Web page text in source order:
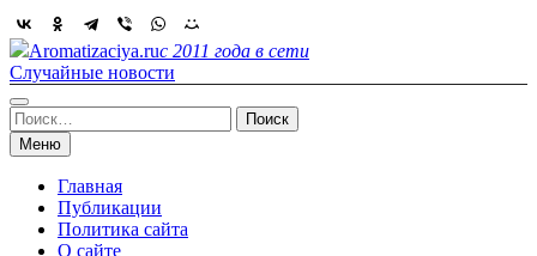
Skip
to
content
Aromatizaciya.ruс 2011 года в сети
Случайные новости
Найти:
Меню
Главная
Публикации
Политика сайта
О сайте